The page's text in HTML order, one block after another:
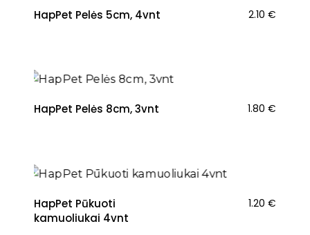
HapPet Pelės 5cm, 4vnt 2.10 €
HapPet Pelės 8cm, 3vnt 1.80 €
HapPet Pūkuoti
kamuoliukai 4vnt
1.20 €